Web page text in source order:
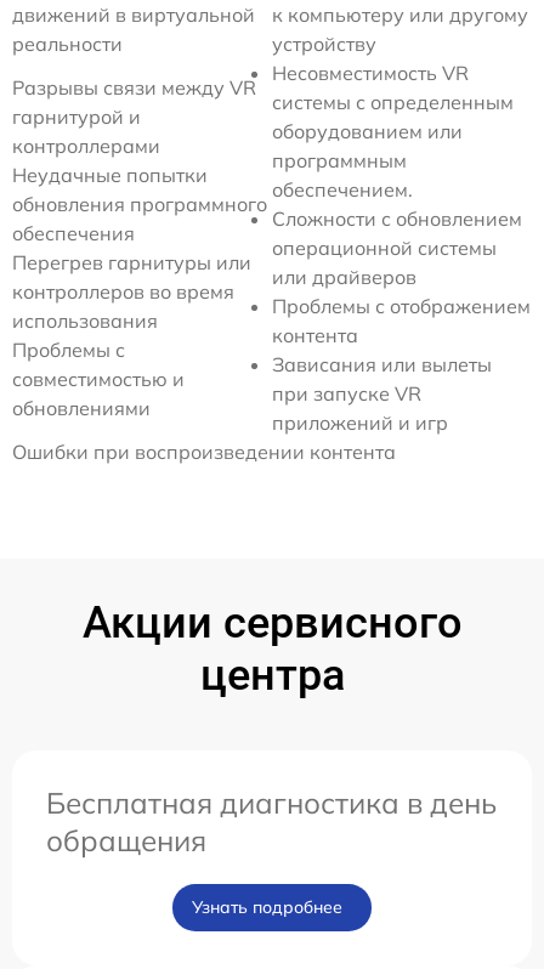
движений в виртуальной
реальности
к компьютеру или другому
устройству
Разрывы связи между VR
гарнитурой и
контроллерами
Неудачные попытки
обновления программного
обеспечения
Перегрев гарнитуры или
контроллеров во время
использования
Проблемы с
совместимостью и
обновлениями
Несовместимость VR
системы с определенным
оборудованием или
программным
обеспечением.
Сложности с обновлением
операционной системы
или драйверов
Проблемы с отображением
контента
Зависания или вылеты
при запуске VR
приложений и игр
Ошибки при воспроизведении контента
Акции сервисного
центра
Бесплатная диагностика в день
обращения
Узнать подробнее